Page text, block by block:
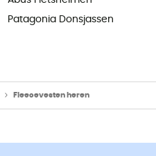
Patagonia Donsjassen
Fleecevesten heren